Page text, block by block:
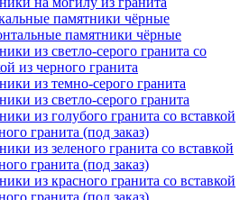
памятники чёрные
памятники чёрные
из светло-серого гранита со
из черного гранита
из темно-серого гранита
из светло-серого гранита
из голубого гранита со вставкой
гранита (под заказ)
из зеленого гранита со вставкой
гранита (под заказ)
из красного гранита со вставкой
гранита (под заказ)